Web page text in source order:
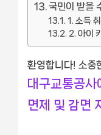
국민이 받을
1. 소득
2. 아이
환영합니다! 소중
대구교통공
면제 및 감면